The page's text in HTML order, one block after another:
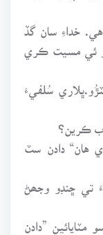
خداءِ سان گڏ
ئي مسيت ڪري
سُلفيءَ
ڪرين؟
هان“ دادن سٽ
تي ڇنڊو وجھڻ
”دادن